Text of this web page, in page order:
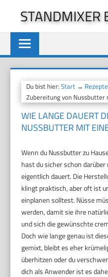
springen
STANDMIXER
Du bist hier:Start → Rezepte
Zubereitung von Nussbutter
WIE LANGE DAUERT
NUSSBUTTER MIT
Wenn du Nussbutter zu
hast du sicher schon
eigentlich dauert. Die
klingt praktisch, aber oft ist
einplanen solltest. Nüsse
werden, damit sie ihre
und sich die gewünschte
Doch wie lange genau ist
gemixt, bleibt es eher
überhitzen oder du
dich als Anwender ist es